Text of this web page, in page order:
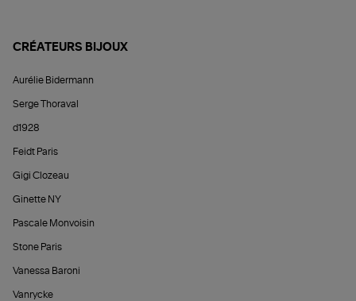
CRÉATEURS BIJOUX
Aurélie Bidermann
Serge Thoraval
d1928
Feidt Paris
Gigi Clozeau
Ginette NY
Pascale Monvoisin
Stone Paris
Vanessa Baroni
Vanrycke